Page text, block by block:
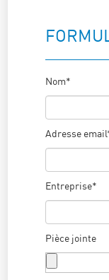
Nom*
Adresse
Entreprise*
Pièce jointe